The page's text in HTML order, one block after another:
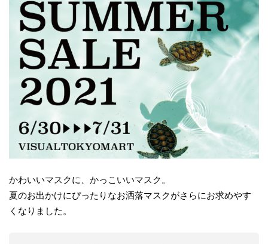
かわいいマスクに、かっこいいマスク。
夏のお出かけにぴったりなお洒落マスクがさらにお求めやす
くなりました。